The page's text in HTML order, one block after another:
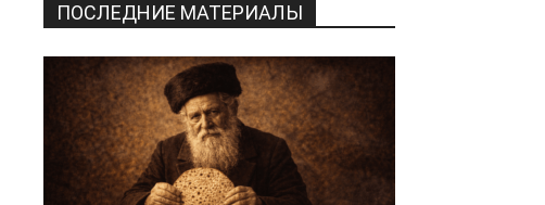
ПОСЛЕДНИЕ МАТЕРИАЛЫ